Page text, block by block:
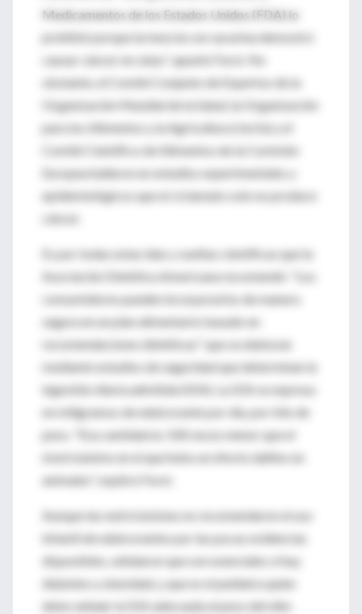
Medicamentos de los Estados Unidos (FDA) lo
prohibió porque la mezcla con sacarina demostró
causar cáncer en ratas", apuntó Furst. No
obstante, el Comité Conjunto de Expertos de la
Organización Mundial de la Salud, la Organización
para los Alimentos y la Agricultura (Jecfa) y el
Comité Científico de Alimentos de la Comisión
Europea hallaron en estudios experimentales y
epidemiológicos que el ciclamato solo no produce
cáncer.
Es por todas estas idas y vueltas científicas que la
Asociación Dietética Americana recomendó: "Los
consumidores pueden incorporarlos de manera
segura en un plan alimentario basado en
recomendaciones dietéticas" que se elaboran
mediante estudios de seguridad que determinan la
ingestión diaria admitida (IDA). La IDA se expresa
en miligramos de edulcorante por día, por kilo de
peso. "Esa cantidad es 100 veces menor que el
nivel máximo en el que hubo un efecto dañino en
animales", explicó Furst.
Aunque las nutricionistas no recomendaron el uso
infantil de edulcorantes por las pocas evidencias
disponibles, señalaron que son esenciales si hay
diabetes u obesidad, y que es el pediatra quien
debe señalar la IDA adecuada al peso del niño